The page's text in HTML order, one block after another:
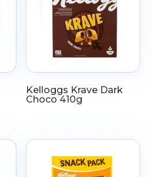
Kelloggs Krave Dark
Choco 410g